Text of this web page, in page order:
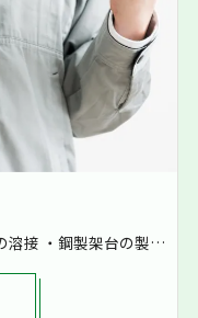
＜配管工事＞ ・配管敷設作業 ・配管の溶接 ・鋼製架台の製作など ・空気の配管 ・油配管 ・水配管 ・燃料配管などを加工 8割現場での作業となり、発電所や工場といった大きな現場も施工しています！ まずは先輩補助として軽作業から一緒に作業をしていきます。 1現場4～8名で対応し、困ったときもすぐに相談出来る環境です。